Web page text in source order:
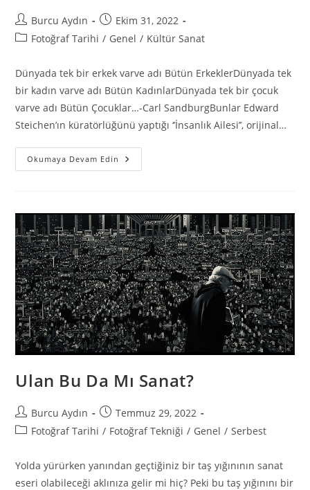
Burcu Aydın
Ekim 31, 2022
Fotoğraf Tarihi / Genel / Kültür Sanat
Dünyada tek bir erkek varve adı Bütün ErkeklerDünyada tek
bir kadın varve adı Bütün KadınlarDünyada tek bir çocuk
varve adı Bütün Çocuklar…-Carl SandburgBunlar Edward
Steichen’ın küratörlüğünü yaptığı ‘’İnsanlık Ailesi’’, orijinal…
Okumaya Devam Edin
Ulan Bu Da Mı Sanat?
Burcu Aydın
Temmuz 29, 2022
Fotoğraf Tarihi / Fotoğraf Tekniği / Genel / Serbest
Yolda yürürken yanından geçtiğiniz bir taş yığınının sanat
eseri olabileceği aklınıza gelir mi hiç? Peki bu taş yığınını bir